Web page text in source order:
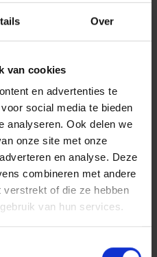
Over
van cookies
en advertenties te
social media te bieden
analyseren. Ook delen we
onze site met onze
en analyse. Deze
combineren met andere
verstrekt of die ze hebben
van hun services.